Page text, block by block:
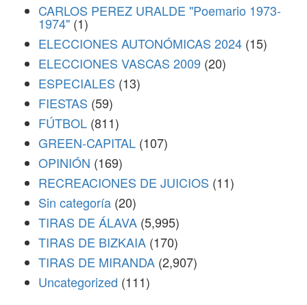
CARLOS PEREZ URALDE "Poemario 1973-
1974" (1)
ELECCIONES AUTONÓMICAS 2024 (15)
ELECCIONES VASCAS 2009 (20)
ESPECIALES (13)
FIESTAS (59)
FÚTBOL (811)
GREEN-CAPITAL (107)
OPINIÓN (169)
RECREACIONES DE JUICIOS (11)
Sin categoría (20)
TIRAS DE ÁLAVA (5,995)
TIRAS DE BIZKAIA (170)
TIRAS DE MIRANDA (2,907)
Uncategorized (111)